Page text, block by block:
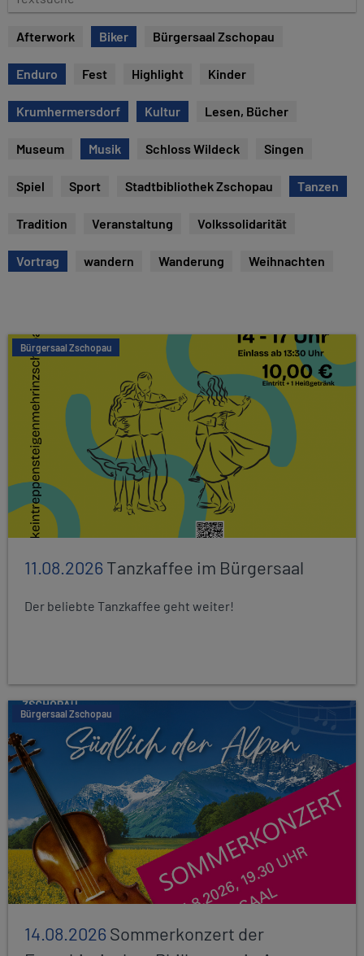
e
s
u
c
Afterwork Biker Bürgersaal Zschopau
Enduro Fest Highlight Kinder
Krumhermersdorf Kultur Lesen, Bücher
Museum Musik Schloss Wildeck Singen
Spiel Sport Stadtbibliothek Zschopau Tanzen
Tradition Veranstaltung Volkssolidarität
Vortrag wandern Wanderung Weihnachten
Bürgersaal Zschopau
11.08.2026Tanzkaffee im Bürgersaal
Der beliebte Tanzkaffee geht weiter!
Bürgersaal Zschopau
14.08.2026Sommerkonzert der